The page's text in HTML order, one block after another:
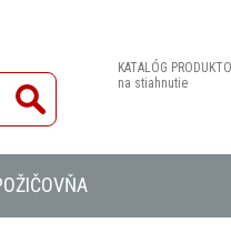
KATALÓG
na stiahnutie